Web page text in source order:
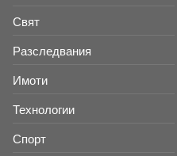
Свят
Разследвания
Имоти
Технологии
Спорт